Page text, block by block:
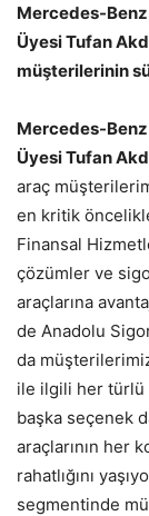
Mercedes-
Üyesi Tufan
müşterilerinin
Mercedes-
Üyesi Tufan
araç
en kritik
Finansal
çözümler ve
araçlarına
de Anadolu
da
ile ilgili her türlü
başka seçenek
araçlarının her
rahatlığını
segmentinde